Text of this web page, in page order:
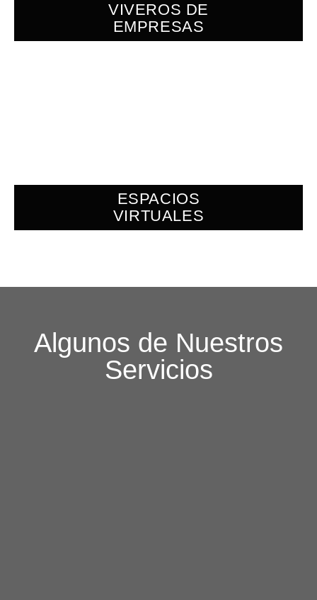
VIVEROS DE
EMPRESAS
ESPACIOS
VIRTUALES
Algunos de Nuestros
Servicios